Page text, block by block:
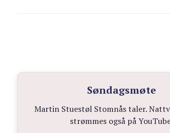
Søndagsmøte
Martin Stuestøl Stomnås taler.
strømmes også på